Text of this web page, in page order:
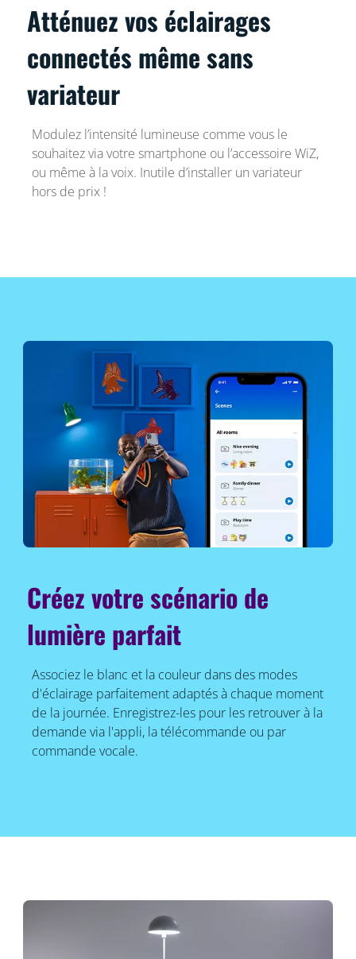
Atténuez vos éclairages
connectés même sans
variateur
Modulez l’intensité lumineuse comme vous le
souhaitez via votre smartphone ou l’accessoire WiZ,
ou même à la voix. Inutile d’installer un variateur
hors de prix !
Créez votre scénario de
lumière parfait
Associez le blanc et la couleur dans des modes
d'éclairage parfaitement adaptés à chaque moment
de la journée. Enregistrez-les pour les retrouver à la
demande via l'appli, la télécommande ou par
commande vocale.